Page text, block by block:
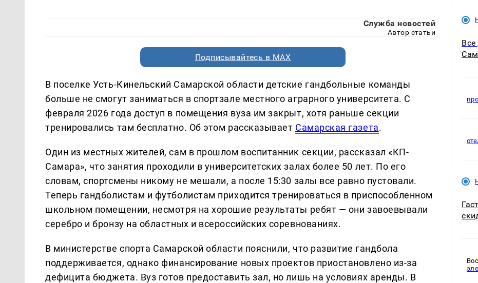
Служба новостей
Автор статьи
Подписывайтесь в MAX
В поселке Усть-Кинельский Самарской области детские гандбольные команды
больше не смогут заниматься в спортзале местного аграрного университета. С
февраля 2026 года доступ в помещения вуза им закрыт, хотя раньше секции
тренировались там бесплатно. Об этом рассказывает Самарская газета.
Один из местных жителей, сам в прошлом воспитанник секции, рассказал «КП-
Самара», что занятия проходили в университетских залах более 50 лет. По его
словам, спортсмены никому не мешали, а после 15:30 залы все равно пустовали.
Теперь гандболистам и футболистам приходится тренироваться в приспособленном
школьном помещении, несмотря на хорошие результаты ребят — они завоевывали
серебро и бронзу на областных и всероссийских соревнованиях.
В министерстве спорта Самарской области пояснили, что развитие гандбола
поддерживается, однако финансирование новых проектов приостановлено из-за
дефицита бюджета. Вуз готов предоставить зал, но лишь на условиях аренды. В